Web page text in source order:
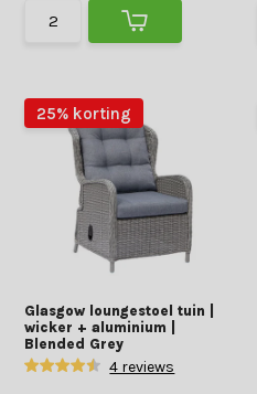
25% korting
Glasgow loungestoel tuin |
wicker + aluminium |
Blended Grey
4 reviews